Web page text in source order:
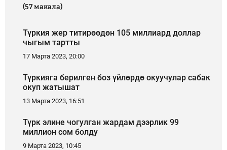
(57 макала)
Түркия жер титирөөдөн 105 миллиард доллар
чыгым тартты
17 Марта 2023, 20:00
Түркияга берилген боз үйлөрдө окуучулар сабак
окуп жатышат
13 Марта 2023, 16:51
Түрк элине чогулган жардам дээрлик 99
миллион сом болду
9 Марта 2023, 10:45